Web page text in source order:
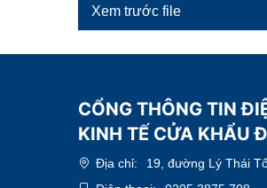
Xem trước file
CỔNG THÔNG TIN
KINH TẾ CỬA KHẨU
Địa chỉ:
19, đường Lý Thái